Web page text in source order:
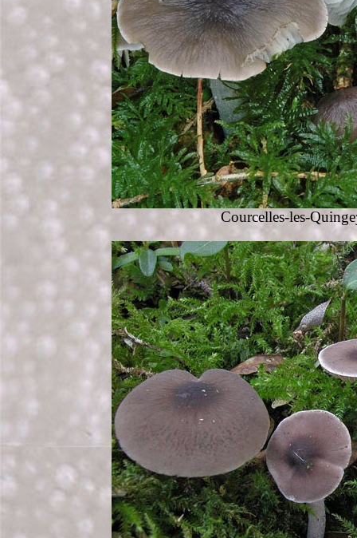
Courcelles-les-